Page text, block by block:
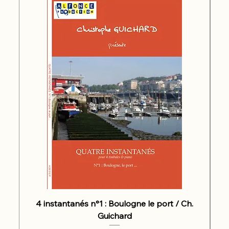
4 instantanés n°1 : Boulogne le port / Ch.
Guichard